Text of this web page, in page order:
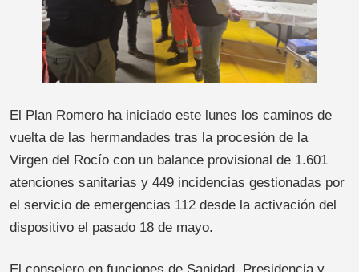
El Plan Romero ha iniciado este lunes los caminos de
vuelta de las hermandades tras la procesión de la
Virgen del Rocío con un balance provisional de 1.601
atenciones sanitarias y 449 incidencias gestionadas por
el servicio de emergencias 112 desde la activación del
dispositivo el pasado 18 de mayo.